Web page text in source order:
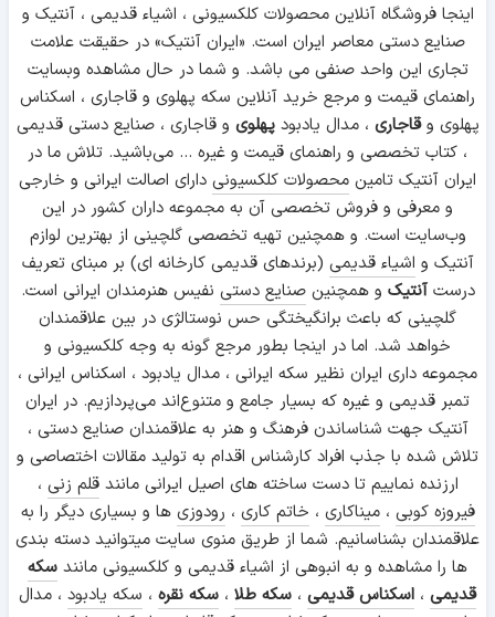
اینجا فروشگاه آنلاین محصولات کلکسیونی ، اشیاء قدیمی ، آنتیک و
صنایع دستی معاصر ایران است. «ایران آنتیک» در حقیقت علامت
تجاری این واحد صنفی می باشد. و شما در حال مشاهده وبسایت
راهنمای قیمت و مرجع خرید آنلاین سکه پهلوی و قاجاری ، اسکناس
پهلوی وقاجاری ، مدال یادبودپهلوی و قاجاری ، صنایع دستی قدیمی
، کتاب تخصصی و راهنمای قیمت و غیره ... می‌باشید. تلاش ما در
ایران آنتیک تامین محصولات کلکسیونی دارای اصالت ایرانی و خارجی
و معرفی و فروش تخصصی آن به مجموعه داران کشور در این
وب‌سایت است. و همچنین تهیه تخصصی گلچینی از بهترین لوازم
آنتیک و اشیاء قدیمی (برندهای قدیمی کارخانه ای) بر مبنای تعریف
درستآنتیک و همچنینصنایع دستی نفیس هنرمندان ایرانی است.
گلچینی که باعث برانگیختگی حس نوستالژی در بین علاقمندان
خواهد شد. اما در اینجا بطور مرجع گونه به وجه کلکسیونی و
مجموعه داری ایران نظیر سکه ایرانی ، مدال یادبود ، اسکناس ایرانی ،
تمبر قدیمی و غیره که بسیار جامع و متنوع‌اند می‌پردازیم. در ایران
آنتیک جهت شناساندن فرهنگ و هنر به علاقمندان صنایع دستی ،
تلاش شده با جذب افراد کارشناس اقدام به تولید مقالات اختصاصی و
ارزنده نماییم تا دست ساخته های اصیل ایرانی مانندقلم زنی ،
فیروزه کوبی ،میناکاری ، خاتم کاری ، رودوزی ها و بسیاری دیگر را به
علاقمندان بشناسانیم. شما از طریق منوی سایت میتوانید دسته بندی
ها را مشاهده و به انبوهی از اشیاء قدیمی و کلکسیونی مانند سکه
قدیمی ، اسکناس قدیمی ، سکه طلا ، سکه نقره ، سکه یادبود ، مدال